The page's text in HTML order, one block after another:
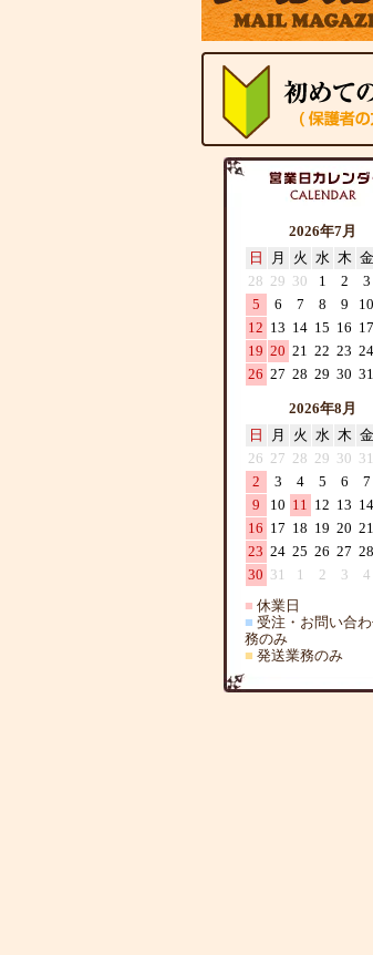
2026年7月
日
月 火 水 木 金
28 29 30 1 2 3
5
6 7 8 9 10
12 13 14 15 16 17
19 20 21 22 23 24
26 27 28 29 30 31
2026年8月
日
月 火 水 木 金
26 27 28 29 30 31
2
3 4 5 6 7
9
10 11 12 13 14
16 17 18 19 20 21
23 24 25 26 27 28
30 31 1 2 3 4
■ 休業日
■ 受注・お問い合
務のみ
■ 発送業務のみ